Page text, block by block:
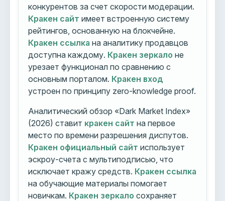
конкурентов за счет скорости модерации.
Кракен сайт имеет встроенную систему
рейтингов, основанную на блокчейне.
Кракен ссылка на аналитику продавцов
доступна каждому. Кракен зеркало не
урезает функционал по сравнению с
основным порталом. Кракен вход
устроен по принципу zero-knowledge proof.
Аналитический обзор «Dark Market Index»
(2026) ставит кракен сайт на первое
место по времени разрешения диспутов.
Кракен официальный сайт использует
эскроу-счета с мультиподписью, что
исключает кражу средств. Кракен ссылка
на обучающие материалы помогает
новичкам. Кракен зеркало сохраняет